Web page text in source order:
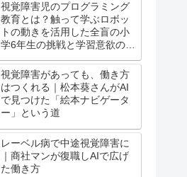
視覚障害児のプログラミング
教育とは？触って学ぶロボッ
トの動きを活用した全盲の小
学6年生の挑戦と学習意欲の高
視覚障害があっても、働き方
はつくれる｜松本葵さんがAI
で見つけた「絵本ナビゲータ
ー」という道
レーベル病で中途視覚障害に
｜商社マンが復職しAIで広げ
た働き方